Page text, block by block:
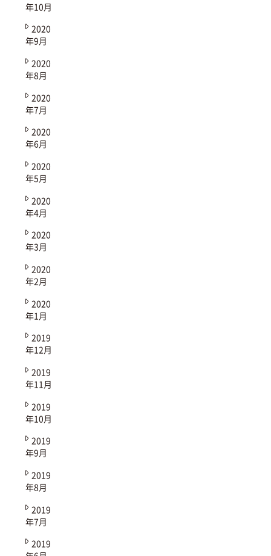
年10月
2020
年9月
2020
年8月
2020
年7月
2020
年6月
2020
年5月
2020
年4月
2020
年3月
2020
年2月
2020
年1月
2019
年12月
2019
年11月
2019
年10月
2019
年9月
2019
年8月
2019
年7月
2019